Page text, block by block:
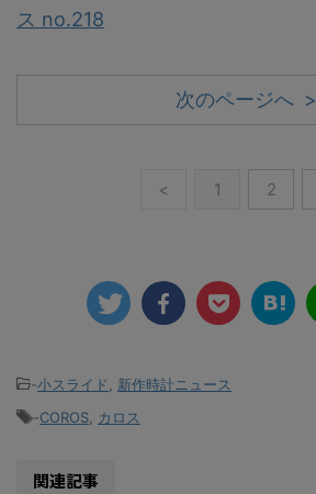
ス no.218
次のページへ >
< 1 2
-小スライド
新作時計ニュース
-COROS カロス
関連記事